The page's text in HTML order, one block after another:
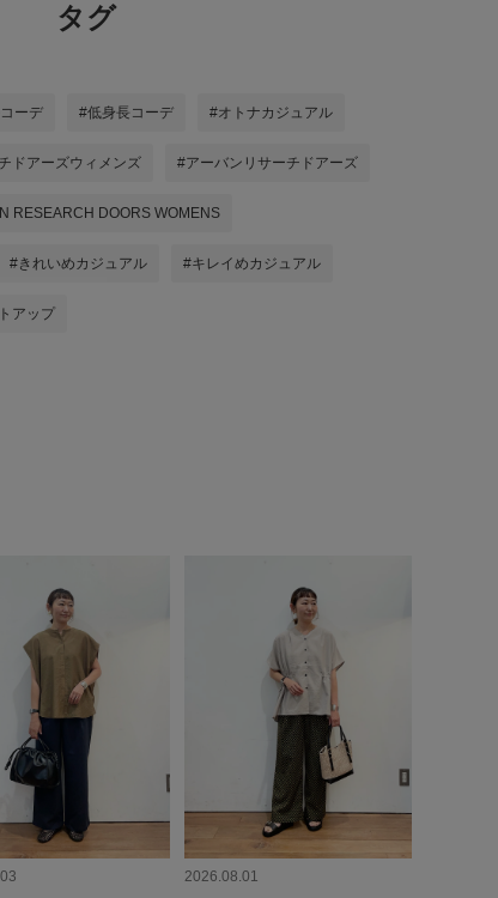
タグ
ーデ #低身長コーデ #オトナカジュアル
ドアーズウィメンズ #アーバンリサーチドアーズ
RESEARCH DOORS WOMENS
#きれいめカジュアル #キレイめカジュアル
アップ
2026.08.01